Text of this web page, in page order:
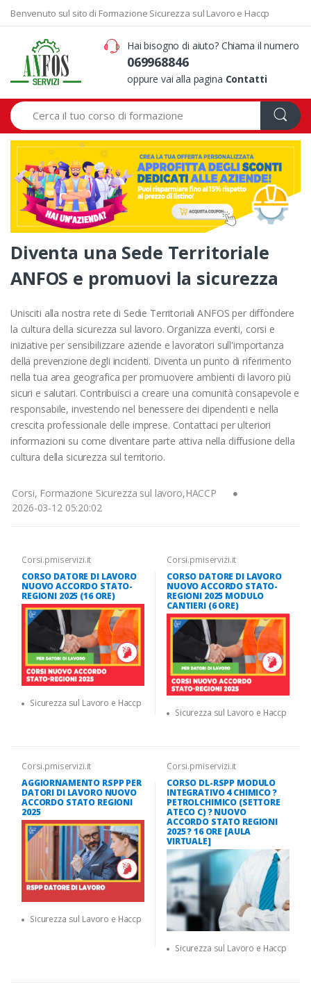
Benvenuto sul sito di Formazione Sicurezza sul Lavoro e Haccp
Hai bisogno di aiuto? Chiama il numero
069968846
oppure vai alla pagina Contatti
Search
Diventa una Sede Territoriale
ANFOS e promuovi la sicurezza
Unisciti alla nostra rete di Sedie Territoriali ANFOS per diffondere
la cultura della sicurezza sul lavoro. Organizza eventi, corsi e
iniziative per sensibilizzare aziende e lavoratori sull'importanza
della prevenzione degli incidenti. Diventa un punto di riferimento
nella tua area geografica per promuovere ambienti di lavoro più
sicuri e salutari. Contribuisci a creare una comunità consapevole e
responsabile, investendo nel benessere dei dipendenti e nella
crescita professionale delle imprese. Contattaci per ulteriori
informazioni su come diventare parte attiva nella diffusione della
cultura della sicurezza sul territorio.
Corsi, Formazione Sicurezza sul lavoro,HACCP
2026-03-12 05:20:02
Corsi.pmiservizi.it
CORSO DATORE DI LAVORO
NUOVO ACCORDO STATO-
REGIONI 2025 (16 ORE)
Sicurezza sul Lavoro e Haccp
Corsi.pmiservizi.it
CORSO DATORE DI LAVORO
NUOVO ACCORDO STATO-
REGIONI 2025 MODULO
CANTIERI (6 ORE)
Sicurezza sul Lavoro e Haccp
Corsi.pmiservizi.it
AGGIORNAMENTO RSPP PER
DATORI DI LAVORO NUOVO
ACCORDO STATO REGIONI
2025
Sicurezza sul Lavoro e Haccp
Corsi.pmiservizi.it
CORSO DL-RSPP MODULO
INTEGRATIVO 4 CHIMICO ?
PETROLCHIMICO (SETTORE
ATECO C) ? NUOVO
ACCORDO STATO REGIONI
2025 ? 16 ORE [AULA
VIRTUALE]
Sicurezza sul Lavoro e Haccp